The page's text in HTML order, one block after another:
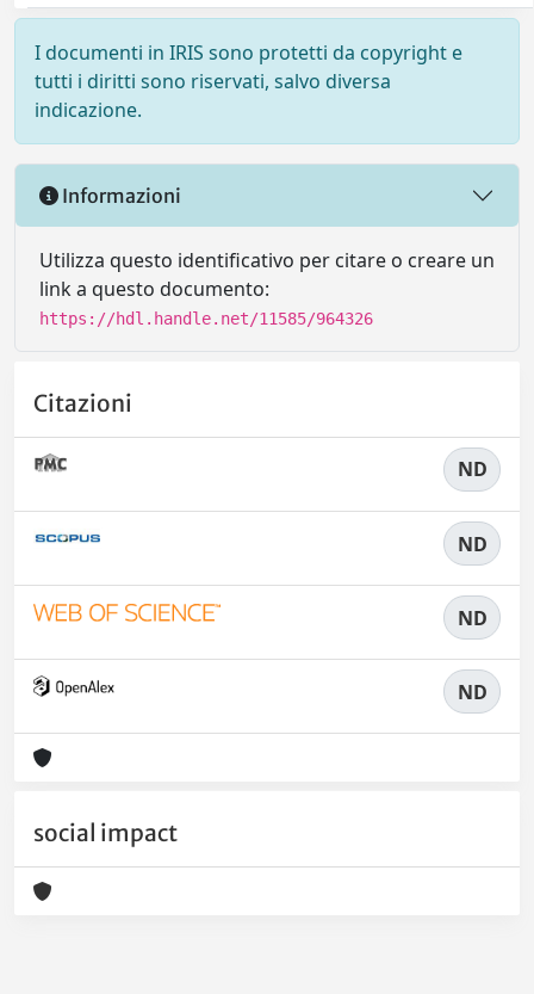
I documenti in IRIS sono protetti da copyright e
tutti i diritti sono riservati, salvo diversa
indicazione.
Informazioni
Utilizza questo identificativo per citare o creare un
link a questo documento:
https://hdl.handle.net/11585/964326
Citazioni
ND
ND
ND
ND
social impact